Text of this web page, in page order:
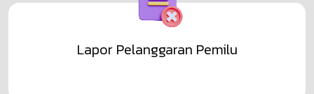
Lapor Pelanggaran Pemilu